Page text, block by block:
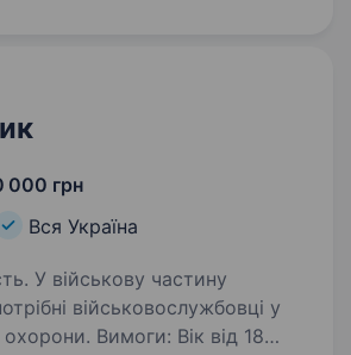
000 грн
Вся Україна
військовослужбовці у
Вимоги: Вік від 18